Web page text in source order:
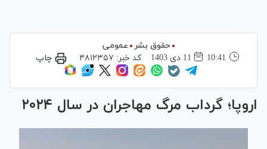
حقوق بشر
عمومی
10:41
11 دی 1403 کد خبر: ۴۸۱۲۳۵۷ چاپ
اروپا؛ گرداب مرگ مهاجران در سال ۲۰۲۴